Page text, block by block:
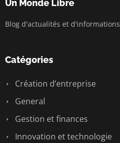
Un Monde Libre
Blog d'actualités et d'informations
Catégories
Création d’entreprise
General
Gestion et finances
Innovation et technologie